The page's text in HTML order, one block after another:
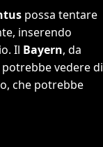
possa tentare
inserendo
Il Bayern, da
vedere di
che potrebbe